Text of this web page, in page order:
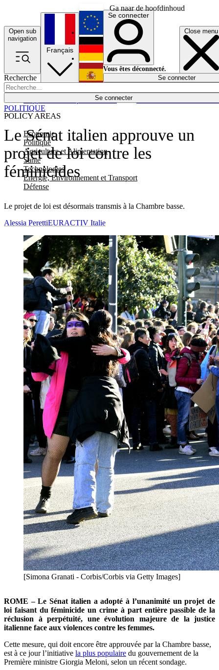
Ga naar de hoofdinhoud
Open sub
navigation
Close menu
Recherche
Se connecter
POLICY AREAS
Economie
Politique
Agriculture et Alimentation
Santé
Technologies
Energie, Environnement et Transport
Défense
Économie
Français
English
Deutsch
Español
Se connecter
Vous êtes déconnecté.
Se connecter
Le Sénat italien approuve un
projet de loi contre les
féminicides
Le projet de loi est désormais transmis à la Chambre basse.
POLITIQUE
Alessia PerettiEURACTIV Italie
[Simona Granati - Corbis/Corbis via Getty Images]
ROME – Le Sénat italien a adopté à l’unanimité un projet de
loi faisant du féminicide un crime à part entière passible de la
réclusion à perpétuité, une évolution majeure de la justice
italienne face aux violences contre les femmes.
Cette mesure, qui doit encore être approuvée par la Chambre basse,
est à ce jour l’initiative la plus populaire du gouvernement de la
Première ministre Giorgia Meloni, selon un récent sondage.